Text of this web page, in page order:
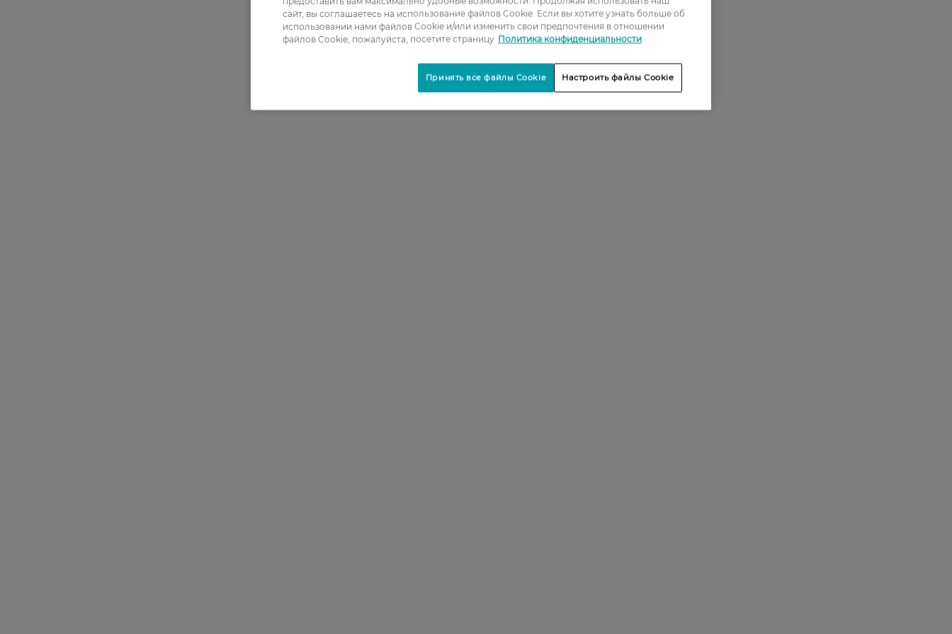
сайт, вы соглашаетесь на использование файлов Cookie. Если вы хотите узнать больше об
использовании нами файлов Cookie и/или изменить свои предпочтения в отношении
файлов Cookie, пожалуйста, посетите страницу Политика конфиденциальности
Настроить файлы Cookie
Принять все файлы Cookie